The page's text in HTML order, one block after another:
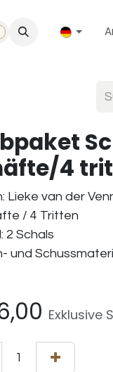
4
Lieke van der
/ 4 Tritten
2 Schals
und
Exklusive